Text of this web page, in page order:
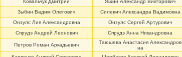
Ковальчук Дмитрий Яшин Александр Викторович
Зыбин Вадим Олегович Силевич Александра Вадимовна
Онзулс Лия Александровна Онзулс Сергей Артурович
Спрудэ Андрей Леонович Спрудэ Анна Никандровна
Петров Роман Аркадьевич
Таюшева Анастасия Александров
на